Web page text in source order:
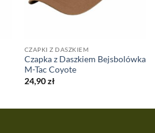
CZAPKI Z DASZKIEM
Czapka z Daszkiem Bejsbolówka
M-Tac Coyote
24,90zł